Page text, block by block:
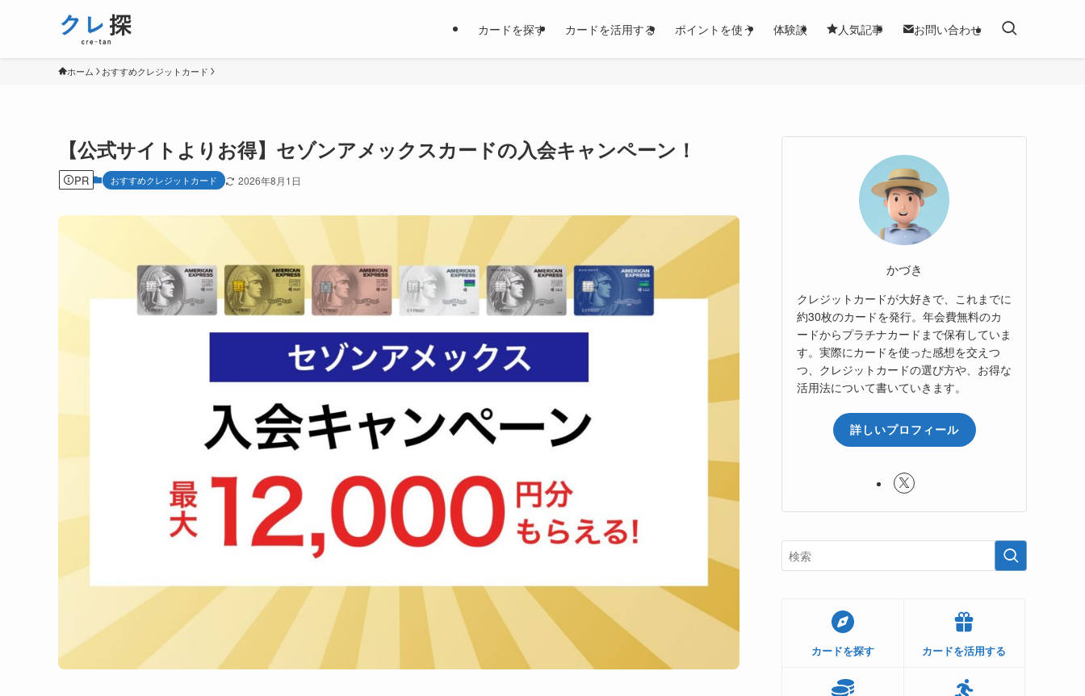
カードを探す カードを活用する ポイントを使う 体験談 人気記事 お問い合わせ
ホーム おすすめクレジットカード
【公式サイトよりお得】セゾンアメックスカードの入会キャンペーン！
PR おすすめクレジットカード 2026年8月1日
かづき
クレジットカードが大好きで、これまでに
約30枚のカードを発行。年会費無料のカ
ードからプラチナカードまで保有していま
す。実際にカードを使った感想を交えつ
つ、クレジットカードの選び方や、お得な
活用法について書いていきます。
詳しいプロフィール
カードを探す カードを活用する